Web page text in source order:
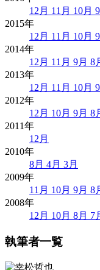
12月 11月 10月
2015年
12月 11月 10月
2014年
12月 11月 9月 8
2013年
12月 11月 10月
2012年
12月 10月 9月 8
2011年
12月
2010年
8月 4月 3月
2009年
11月 10月 9月 8
2008年
12月 10月 8月 7
執筆者一覧